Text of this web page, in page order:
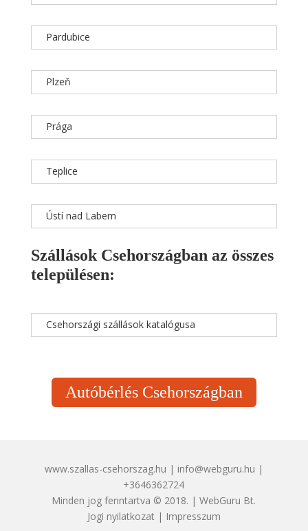
Pardubice
Plzeň
Prága
Teplice
Ústí nad Labem
Szállások Csehországban az összes
településen:
Csehországi szállások katalógusa
Autóbérlés Csehországban
www.szallas-csehorszag.hu | info@webguru.hu |
+3646362724
Minden jog fenntartva © 2018. | WebGuru Bt.
Jogi nyilatkozat| Impresszum